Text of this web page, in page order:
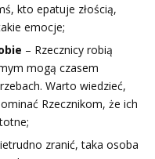
kto epatuje złością,
emocje;
– Rzecznicy robią
mogą czasem
Warto wiedzieć,
Rzecznikom, że ich
zranić, taka osoba